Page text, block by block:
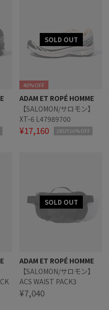
40%OFF
ADAM ET ROPÉ HOMME
【SALOMON/サロモン】
XT-6 L47989700
¥17,160 2BUY10%OFF
ADAM ET ROPÉ HOMME
【SALOMON/サロモン】
ACS WAIST PACK3
¥7,040